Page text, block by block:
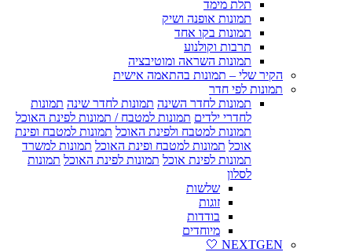
תלת מימד
תמונות אופנה ושיק
תמונות בקו אחד
תרבות וקולנוע
תמונות השראה ומוטיבציה
הקיר שלי – תמונות בהתאמה אישית
תמונות לפי חדר
תמונות לחדר השינה תמונות לחדר שינה תמונות
לחדרי ילדים תמונות למטבח / תמונות לפינת האוכל
תמונות למטבח ולפינת האוכל תמונות למטבח ופינת
אוכל תמונות למטבח ופינת האוכל תמונות למשרד
תמונות לפינת אוכל תמונות לפינת האוכל תמונות
לסלון
שלשות
זוגות
בודדות
מיוחדים
NEXTGEN 🤍